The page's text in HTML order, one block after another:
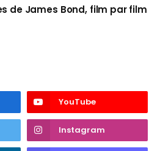
de James Bond, film par film
YouTube
Instagram